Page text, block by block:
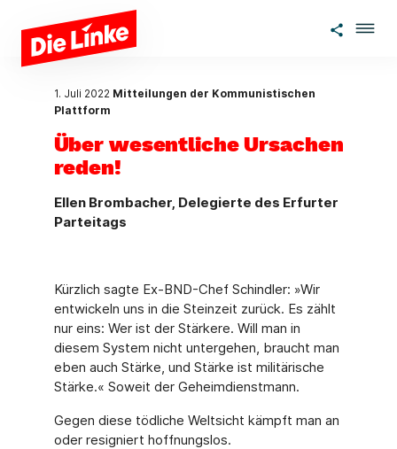
Zum Hauptinhalt springen
1. Juli 2022 Mitteilungen der Kommunistischen
Plattform
Über wesentliche Ursachen
reden!
Ellen Brombacher, Delegierte des Erfurter
Parteitags
Kürzlich sagte Ex-BND-Chef Schindler: »Wir
entwickeln uns in die Steinzeit zurück. Es zählt
nur eins: Wer ist der Stärkere. Will man in
diesem System nicht untergehen, braucht man
eben auch Stärke, und Stärke ist militärische
Stärke.« Soweit der Geheimdienstmann.
Gegen diese tödliche Weltsicht kämpft man an
oder resigniert hoffnungslos.